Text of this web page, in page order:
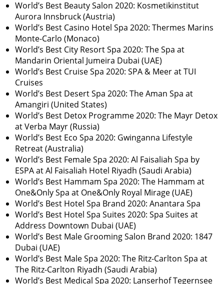
World’s Best Beauty Salon 2020: Kosmetikinstitut
Aurora Innsbruck (Austria)
World’s Best Casino Hotel Spa 2020: Thermes Marins
Monte-Carlo (Monaco)
World’s Best City Resort Spa 2020: The Spa at
Mandarin Oriental Jumeira Dubai (UAE)
World’s Best Cruise Spa 2020: SPA & Meer at TUI
Cruises
World’s Best Desert Spa 2020: The Aman Spa at
Amangiri (United States)
World’s Best Detox Programme 2020: The Mayr Detox
at Verba Mayr (Russia)
World’s Best Eco Spa 2020: Gwinganna Lifestyle
Retreat (Australia)
World’s Best Female Spa 2020: Al Faisaliah Spa by
ESPA at Al Faisaliah Hotel Riyadh (Saudi Arabia)
World’s Best Hammam Spa 2020: The Hammam at
One&Only Spa at One&Only Royal Mirage (UAE)
World’s Best Hotel Spa Brand 2020: Anantara Spa
World’s Best Hotel Spa Suites 2020: Spa Suites at
Address Downtown Dubai (UAE)
World’s Best Male Grooming Salon Brand 2020: 1847
Dubai (UAE)
World’s Best Male Spa 2020: The Ritz-Carlton Spa at
The Ritz-Carlton Riyadh (Saudi Arabia)
World’s Best Medical Spa 2020: Lanserhof Tegernsee